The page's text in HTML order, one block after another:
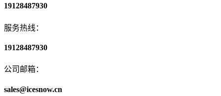
19128487930
服务热线：
19128487930
公司邮箱：
sales@icesnow.cn